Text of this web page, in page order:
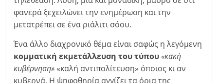
φανερά ξεχειλώνει την ενημέρωση και την
μετατρέπει σε ένα ριάλιτι σόου.
Ένα άλλο διαχρονικό θέμα είναι σαφώς η λεγόμενη
κομματική εκμετάλλευση του τύπου «κακή
κυβέρνηση» «καλή αντιπολίτευση» όποιος κι αν
κυβερνά. Η ψηφοθηρία αγγίζει τα όρια της